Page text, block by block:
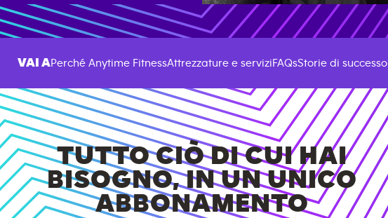
VAI APerché Anytime FitnessAttrezzature e serviziFAQsStorie di successo
TUTTO CIÒ DI CUI HAI
BISOGNO, IN UN UNICO
ABBONAMENTO